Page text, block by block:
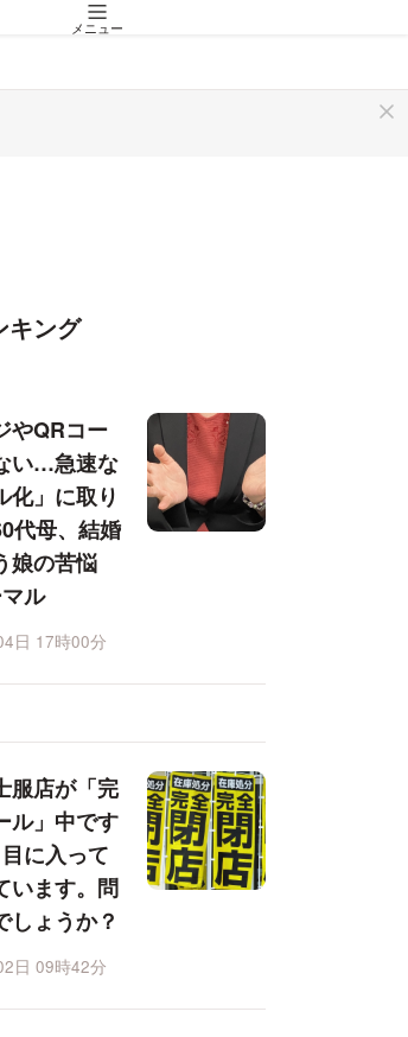
メニュー
キング
やQRコー
い…急速な
化」に取り
代母、結婚
娘の苦悩
ル
日 17時00分
服店が「完
ル」中です
に入って
います。問
しょうか？
日 09時42分